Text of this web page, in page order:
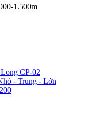
CP-02
- Trung - Lớn
1.500m